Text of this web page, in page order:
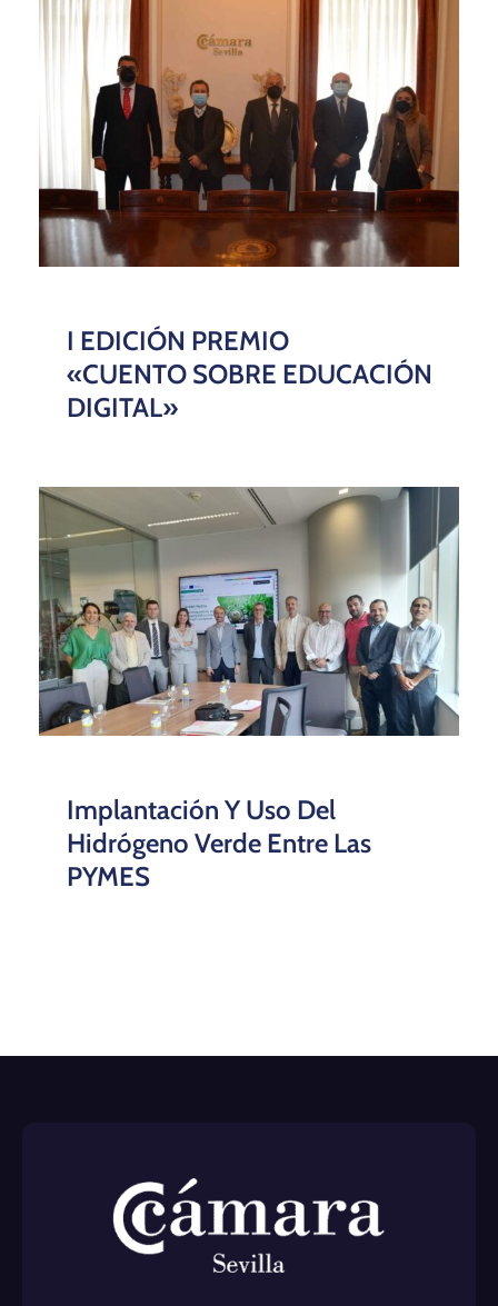
I EDICIÓN PREMIO
«CUENTO SOBRE EDUCACIÓN
DIGITAL»
Implantación Y Uso Del
Hidrógeno Verde Entre Las
PYMES